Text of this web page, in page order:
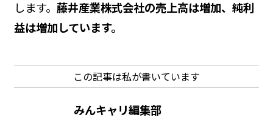
します。 藤井産業株式会社の売上高は増加、純利
益は増加しています。
この記事は私が書いています
みんキャリ編集部